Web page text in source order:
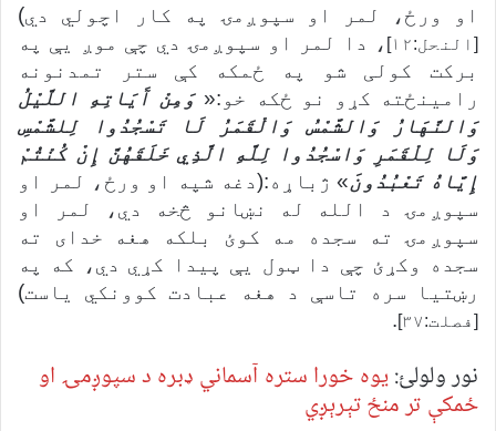
او ورځ، لمر او سپوږمۍ په کار اچولي دي)
[النحل:۱۲]
، دا لمر او سپوږمۍ دي چې موږ یې په
برکت کولی شو په ځمکه کې ستر تمدنونه
رامینځته کړو نو ځکه خو:« وَمِنْ آَيَاتِهِ اللَّيْلُ
وَالنَّهَارُ وَالشَّمْسُ وَالْقَمَرُ لَا تَسْجُدُوا لِلشَّمْسِ
وَلَا لِلْقَمَرِ وَاسْجُدُوا لِلَّهِ الَّذِي خَلَقَهُنَّ إِنْ كُنْتُمْ
إِيَّاهُ تَعْبُدُونَ» ژباړه:(دغه شپه او ورځ، لمر او
سپوږمۍ د الله له نښانو څخه دي، لمر او
سپوږمۍ ته سجده مه کوئ بلکه هغه خدای ته
سجده وکړئ چې دا ټول یې پيدا کړي دي، که په
رښتیا سره تاسې د هغه عبادت کوونکي یاست)
[فصلت:۳۷] .
نور ولولئ:يوه خورا ستره آسماني ډبره د سپوږمۍ او
ځمکې تر منځ تېرېږي